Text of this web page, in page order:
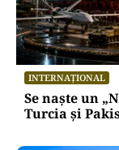
INTERNAȚIONAL
Se naște un
Turcia și